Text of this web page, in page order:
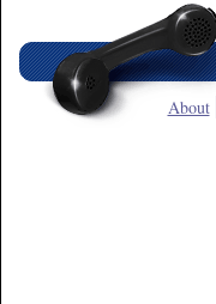
About